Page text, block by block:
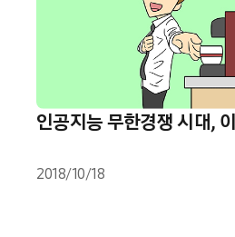
인공지능 무한경쟁 시대,
2018/10/18